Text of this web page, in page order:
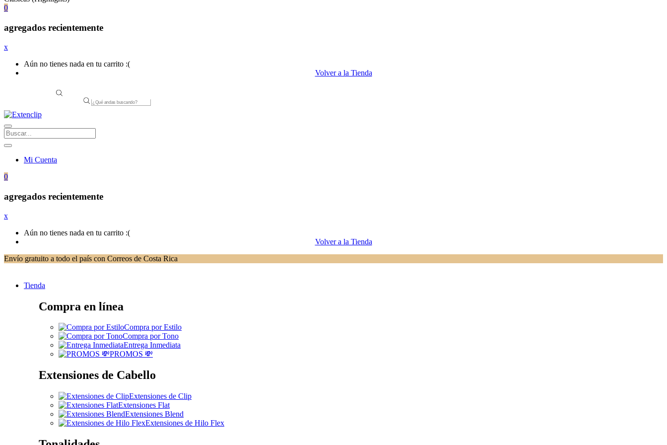
0
agregados recientemente
x
Aún no tienes nada en tu carrito :(
Volver a la Tienda
Products
search
Mi Cuenta
0
agregados recientemente
x
Aún no tienes nada en tu carrito :(
Volver a la Tienda
Envío gratuito a todo el país con Correos de Costa Rica
Tienda
Compra en línea
Compra por Estilo
Compra por Tono
Entrega Inmediata
PROMOS 💸
Extensiones de Cabello
Extensiones de Clip
Extensiones Flat
Extensiones Blend
Extensiones de Hilo Flex